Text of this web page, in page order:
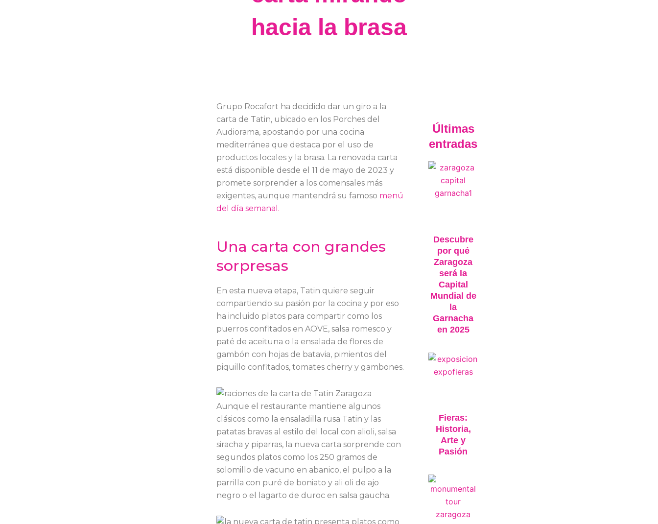
hacia la brasa
Grupo Rocafort ha decidido dar un giro a la
carta de Tatin, ubicado en los Porches del
Audiorama, apostando por una cocina
mediterránea que destaca por el uso de
productos locales y la brasa. La renovada carta
está disponible desde el 11 de mayo de 2023 y
promete sorprender a los comensales más
exigentes, aunque mantendrá su famoso menú
del día semanal.
Una carta con grandes
sorpresas
En esta nueva etapa, Tatin quiere seguir
compartiendo su pasión por la cocina y por eso
ha incluido platos para compartir como los
puerros confitados en AOVE, salsa romesco y
paté de aceituna o la ensalada de flores de
gambón con hojas de batavia, pimientos del
piquillo confitados, tomates cherry y gambones.
Aunque el restaurante mantiene algunos
clásicos como la ensaladilla rusa Tatin y las
patatas bravas al estilo del local con alioli, salsa
siracha y piparras, la nueva carta sorprende con
segundos platos como los 250 gramos de
solomillo de vacuno en abanico, el pulpo a la
parrilla con puré de boniato y ali oli de ajo
negro o el lagarto de duroc en salsa gaucha.
Últimas
entradas
Descubre
por qué
Zaragoza
será la
Capital
Mundial de
la
Garnacha
en 2025
Fieras:
Historia,
Arte y
Pasión